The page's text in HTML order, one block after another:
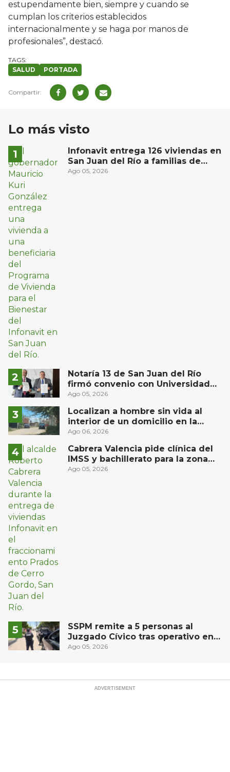
estupendamente bien, siempre y cuando se
cumplan los criterios establecidos
internacionalmente y se haga por manos de
profesionales”, destacó.
SALUD PORTADA
Lo más visto
Infonavit entrega 126 viviendas en
San Juan del Río a familias de
bajos ingresos
Ago 05, 2026
Notaría 13 de San Juan del Río
firmó convenio con Universidad
Privada del Bajío para recibir
Ago 05, 2026
Localizan a hombre sin vida al
interior de un domicilio en la
comunidad El Rodeo, San Juan del
Ago 06, 2026
Cabrera Valencia pide clínica del
IMSS y bachillerato para la zona
oriente de San Juan del Río
Ago 05, 2026
SSPM remite a 5 personas al
Juzgado Cívico tras operativo en
San Juan del Río
Ago 05, 2026